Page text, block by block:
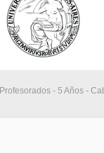
Profesorados - 5 Años -